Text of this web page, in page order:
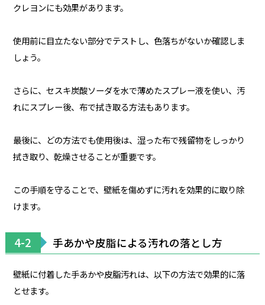
クレヨンにも効果があります。
使用前に目立たない部分でテストし、色落ちがないか確認しま
しょう。
さらに、セスキ炭酸ソーダを水で薄めたスプレー液を使い、汚
れにスプレー後、布で拭き取る方法もあります。
最後に、どの方法でも使用後は、湿った布で残留物をしっかり
拭き取り、乾燥させることが重要です。
この手順を守ることで、壁紙を傷めずに汚れを効果的に取り除
けます。
4-2 手あかや皮脂による汚れの落とし方
壁紙に付着した手あかや皮脂汚れは、以下の方法で効果的に落
とせます。